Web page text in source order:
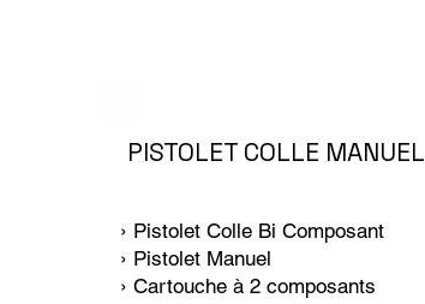
› Pistolet Colle Bi Composant
› Pistolet Manuel
› Cartouche à 2 composants
PISTOLET COLLE MANUEL